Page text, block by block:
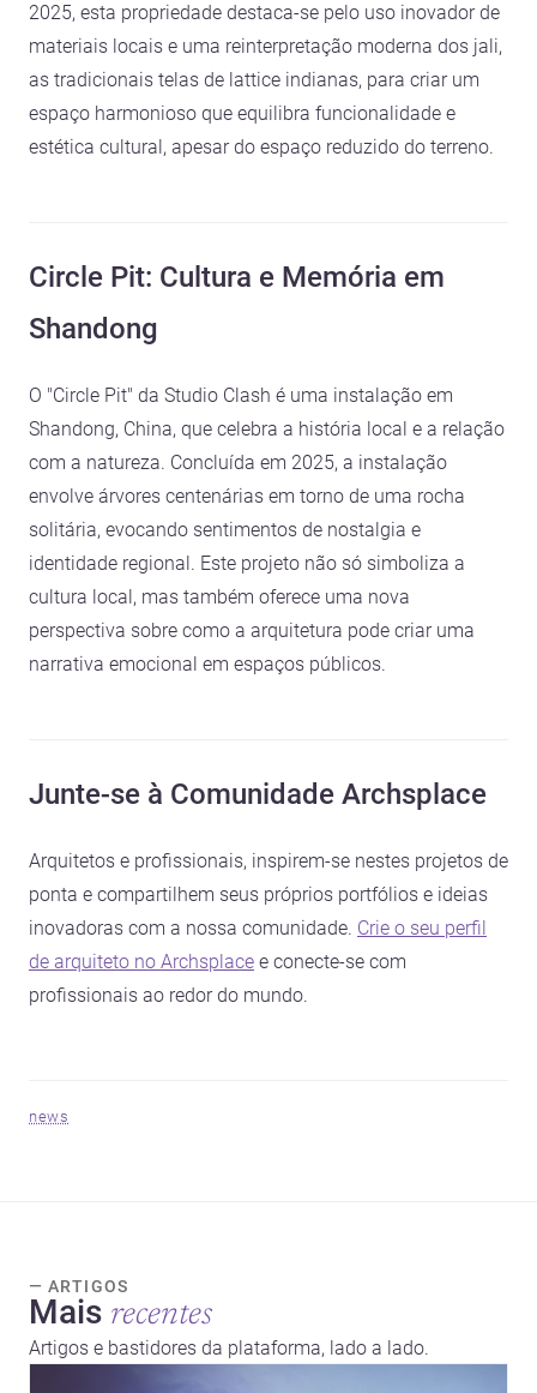
2025, esta propriedade destaca-se pelo uso inovador de
materiais locais e uma reinterpretação moderna dos jali,
as tradicionais telas de lattice indianas, para criar um
espaço harmonioso que equilibra funcionalidade e
estética cultural, apesar do espaço reduzido do terreno.
Circle Pit: Cultura e Memória em
Shandong
O "Circle Pit" da Studio Clash é uma instalação em
Shandong, China, que celebra a história local e a relação
com a natureza. Concluída em 2025, a instalação
envolve árvores centenárias em torno de uma rocha
solitária, evocando sentimentos de nostalgia e
identidade regional. Este projeto não só simboliza a
cultura local, mas também oferece uma nova
perspectiva sobre como a arquitetura pode criar uma
narrativa emocional em espaços públicos.
Junte-se à Comunidade Archsplace
Arquitetos e profissionais, inspirem-se nestes projetos de
ponta e compartilhem seus próprios portfólios e ideias
inovadoras com a nossa comunidade. Crie o seu perfil
de arquiteto no Archsplace e conecte-se com
profissionais ao redor do mundo.
news
— ARTIGOS
Mais recentes
Artigos e bastidores da plataforma, lado a lado.